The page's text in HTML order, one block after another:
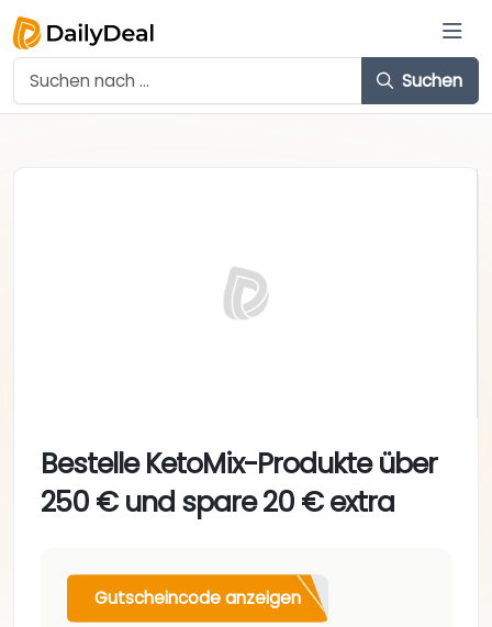
Suchen
Bestelle KetoMix-Produkte über
250 € und spare 20 € extra
Gutscheincode anzeigen